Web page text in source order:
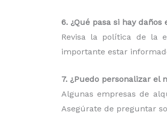
6. ¿Qué pasa si hay
Revisa la política de la
importante estar
7. ¿Puedo personalizar el
Algunas empresas de
Asegúrate de preguntar